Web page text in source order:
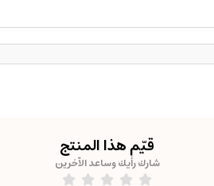
قيّم هذا المنتج
شارك رأيك وساعد الآخرين